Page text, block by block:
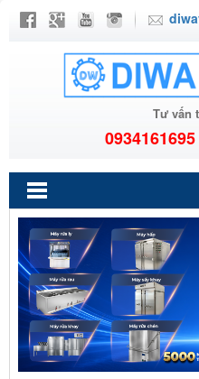
Tư vấn